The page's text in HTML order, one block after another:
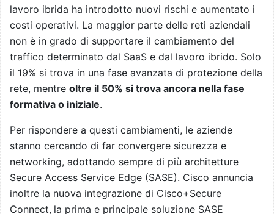
lavoro ibrida ha introdotto nuovi rischi e aumentato i
costi operativi. La maggior parte delle reti aziendali
non è in grado di supportare il cambiamento del
traffico determinato dal SaaS e dal lavoro ibrido. Solo
il 19% si trova in una fase avanzata di protezione della
rete, mentre oltre il 50% si trova ancora nella fase
formativa o iniziale.
Per rispondere a questi cambiamenti, le aziende
stanno cercando di far convergere sicurezza e
networking, adottando sempre di più architetture
Secure Access Service Edge (SASE). Cisco annuncia
inoltre la nuova integrazione di Cisco+Secure
Connect, la prima e principale soluzione SASE